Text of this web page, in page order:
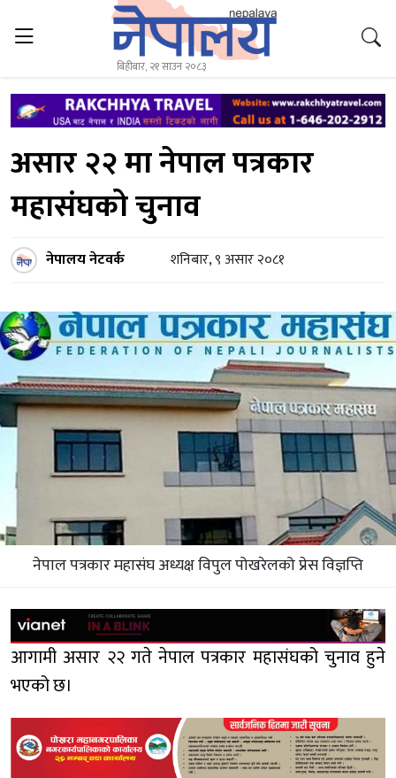
बिहीबार, २१ साउन २०८३
असार २२ मा नेपाल पत्रकार
महासंघको चुनाव
नेपालय नेटवर्क शनिबार, ९ असार २०८१
नेपाल पत्रकार महासंघ अध्यक्ष विपुल पोखरेलको प्रेस विज्ञप्ति
आगामी असार २२ गते नेपाल पत्रकार महासंघको चुनाव हुने
भएको छ।